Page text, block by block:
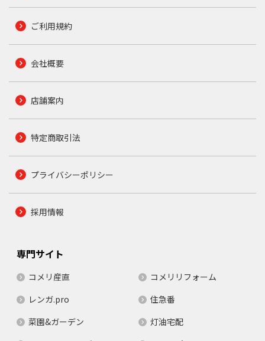
ご利用規約
会社概要
店舗案内
特定商取引法
プライバシーポリシー
採用情報
専門サイト
コメリ産直
コメリリフォーム
レンガ.pro
住急番
菜園&ガーデン
灯油宅配